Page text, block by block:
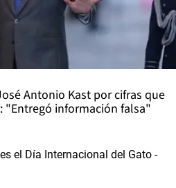
Antonio Kast por cifras que
"Entregó información falsa"